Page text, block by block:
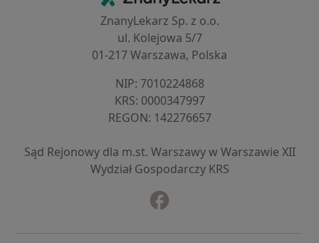
ZnanyLekarz Sp. z o.o.
ul. Kolejowa 5/7
01-217 Warszawa, Polska
NIP: ⁠7010224868
KRS: ⁠0000347997
REGON: ⁠142276657
Sąd Rejonowy dla m.st. Warszawy w Warszawie XII
Wydział Gospodarczy KRS